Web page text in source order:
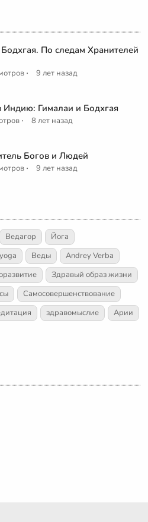
По следам Хранителей
· 9 лет назад
Индию: Гималаи и Бодхгая
· 8 лет назад
Богов и Людей
· 9 лет назад
Ведагор
Йога
yoga Веды
Andrey Verba
Здравый образ жизни
Самосовершенствование
здравомыслие
Арии